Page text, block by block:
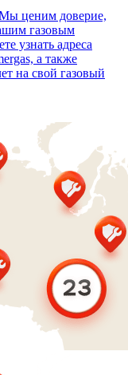
Мы ценим доверие,
газовым
узнать адреса
а также
на свой газовый